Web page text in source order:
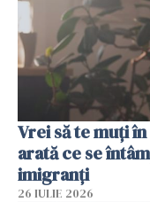
Vrei să te muți
arată ce se
imigranți
26 IULIE 2026